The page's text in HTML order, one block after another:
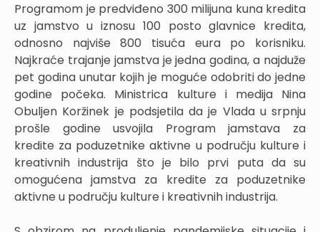
Programom je predviđeno 300 milijuna kuna kredita
uz jamstvo u iznosu 100 posto glavnice kredita,
odnosno najviše 800 tisuća eura po korisniku.
Najkraće trajanje jamstva je jedna godina, a najduže
pet godina unutar kojih je moguće odobriti do jedne
godine počeka. Ministrica kulture i medija Nina
Obuljen Koržinek je podsjetila da je Vlada u srpnju
prošle godine usvojila Program jamstava za
kredite za poduzetnike aktivne u području kulture i
kreativnih industrija što je bilo prvi puta da su
omogućena jamstva za kredite za poduzetnike
aktivne u području kulture i kreativnih industrija.